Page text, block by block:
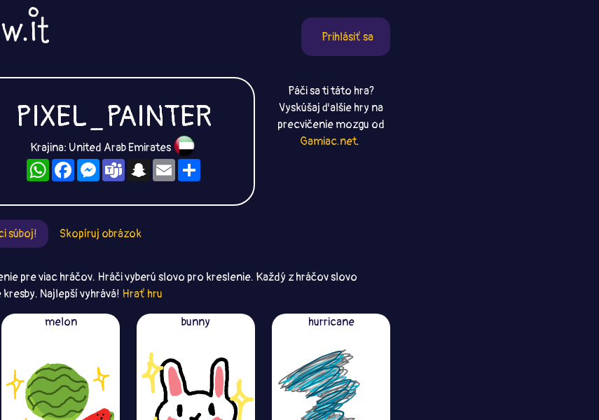
Prihlásiť sa
PIXEL_PAINTER
Krajina: United Arab Emirates
WhatsAppFacebookMessenger
TeamsSnapchat
EmailZdieľaj
Páči sa ti táto hra?
Vyskúšaj ďalšie hry na
precvičenie mozgu od
Gamiac.net.
súboj! Skopíruj obrázok
pre viac hráčov. Hráči vyberú slovo pro kreslenie. Každý z hráčov slovo
Najlepší vyhrává! Hrať hru
melon bunny hurricane